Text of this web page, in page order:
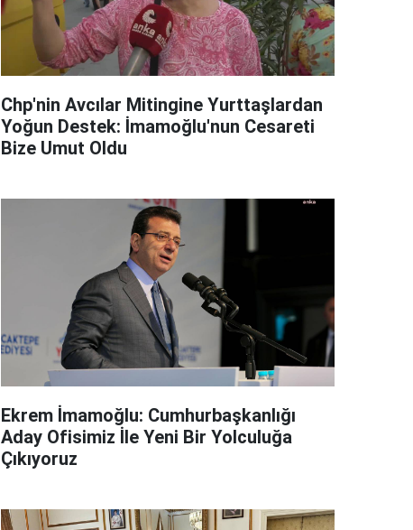
Chp'nin Avcılar Mitingine Yurttaşlardan
Yoğun Destek: İmamoğlu'nun Cesareti
Bize Umut Oldu
Ekrem İmamoğlu: Cumhurbaşkanlığı
Aday Ofisimiz İle Yeni Bir Yolculuğa
Çıkıyoruz